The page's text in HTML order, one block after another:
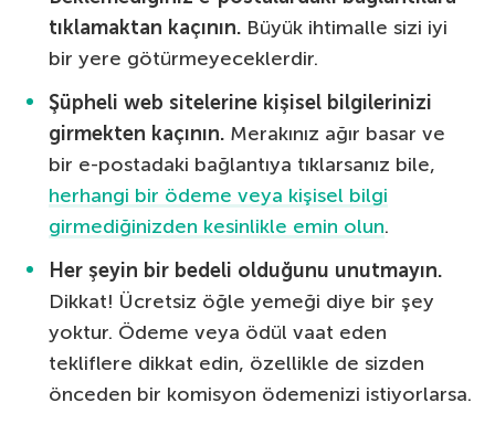
tıklamaktan kaçının. Büyük ihtimalle sizi iyi
bir yere götürmeyeceklerdir.
Şüpheli web sitelerine kişisel bilgilerinizi
girmekten kaçının. Merakınız ağır basar ve
bir e-postadaki bağlantıya tıklarsanız bile,
herhangi bir ödeme veya kişisel bilgi
girmediğinizden kesinlikle emin olun.
Her şeyin bir bedeli olduğunu unutmayın.
Dikkat! Ücretsiz öğle yemeği diye bir şey
yoktur. Ödeme veya ödül vaat eden
tekliflere dikkat edin, özellikle de sizden
önceden bir komisyon ödemenizi istiyorlarsa.